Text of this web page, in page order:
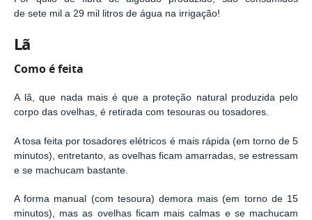
de sete mil a 29 mil litros de água na irrigação!
Lã
Como é feita
A lã, que nada mais é que a proteção natural produzida pelo
corpo das ovelhas, é retirada com tesouras ou tosadores.
A tosa feita por tosadores elétricos é mais rápida (em torno de 5
minutos), entretanto, as ovelhas ficam amarradas, se estressam
e se machucam bastante.
A forma manual (com tesoura) demora mais (em torno de 15
minutos), mas as ovelhas ficam mais calmas e se machucam